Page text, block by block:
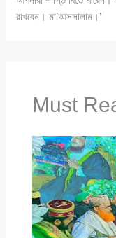
রাখবেন। মা’আসসালাম।’
Must